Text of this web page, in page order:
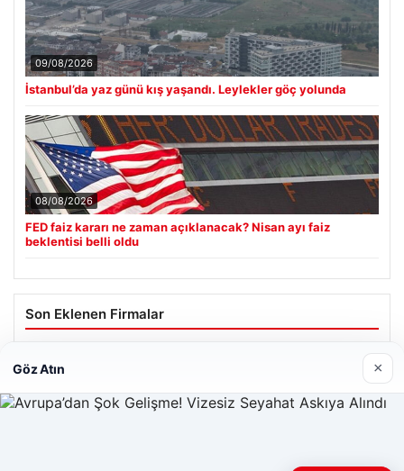
09/08/2026
İstanbul’da yaz günü kış yaşandı. Leylekler göç yolunda
08/08/2026
FED faiz kararı ne zaman açıklanacak? Nisan ayı faiz
beklentisi belli oldu
Son Eklenen Firmalar
Göz Atın ×